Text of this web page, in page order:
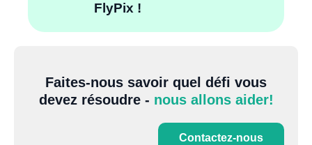
FlyPix !
Faites-nous savoir quel défi vous
devez résoudre - nous allons aider!
Contactez-nous